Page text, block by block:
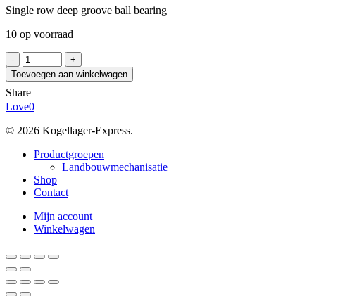
Single row deep groove ball bearing
10 op voorraad
GBM
16010
C3
aantal
Toevoegen aan winkelwagen
Share
Love0
© 2026 Kogellager-Express.
Close
Productgroepen
Landbouwmechanisatie
Shop
Contact
Mijn account
Winkelwagen